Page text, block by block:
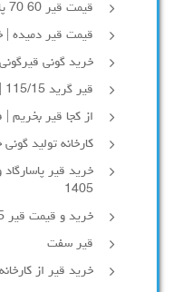
قیمت قیر 60 70 پاسارگاد
قیمت قیر دمیده |
خرید گونی قیرگونی |
قیر گرید 115/15 | خرید و قیمت روز
از کجا قیر بخریم | فروش قیر 60 70
کارخانه تولید
خرید قیر
1405
خرید و قیمت قیر 15 90 دمیده امروز
قیر سفت
خرید قیر از کارخانه